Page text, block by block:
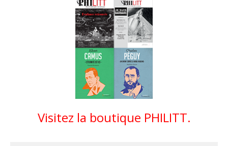
Visitez la boutique PHILITT.